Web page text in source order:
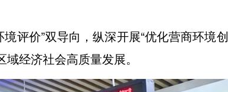
评价”双导向，纵深开展“优化营商环境
经济社会高质量发展。